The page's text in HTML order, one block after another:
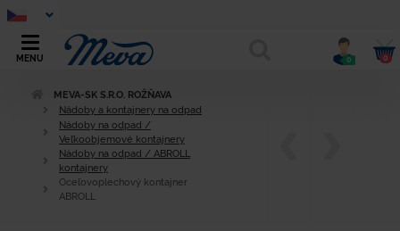
MENU 0 0
MEVA-SK S.R.O. ROŽŇAVA
Nádoby a kontajnery na odpad
Nádoby na odpad /
Veľkoobjemové kontajnery
Nádoby na odpad / ABROLL
kontajnery
Oceľovoplechový kontajner
ABROLL